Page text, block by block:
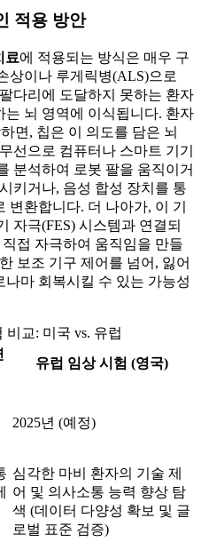
적용 방안
료에 적용되는 방식은 매우 구
상이나 루게릭병(ALS)으로
다리에 도달하지 못하는 환자
는 뇌 영역에 이식됩니다. 환자
면, 칩은 이 의도를 담은 뇌
선으로 컴퓨터나 스마트 기기
분석하여 로봇 팔을 움직이거
키거나, 음성 합성 장치를 통
환합니다. 더 나아가, 이 기
자극(FES) 시스템과 연결되
접 자극하여 움직임을 만들
보조 기구 제어를 넘어, 잃어
마 회복시킬 수 있는 가능성
비교: 미국 vs. 유럽
유럽 임상 시험 (영국)
2025년 (예정)
심각한 마비 환자의 기술 제
어 및 의사소통 능력 향상 탐
색 (데이터 다양성 확보 및 글
로벌 표준 검증)